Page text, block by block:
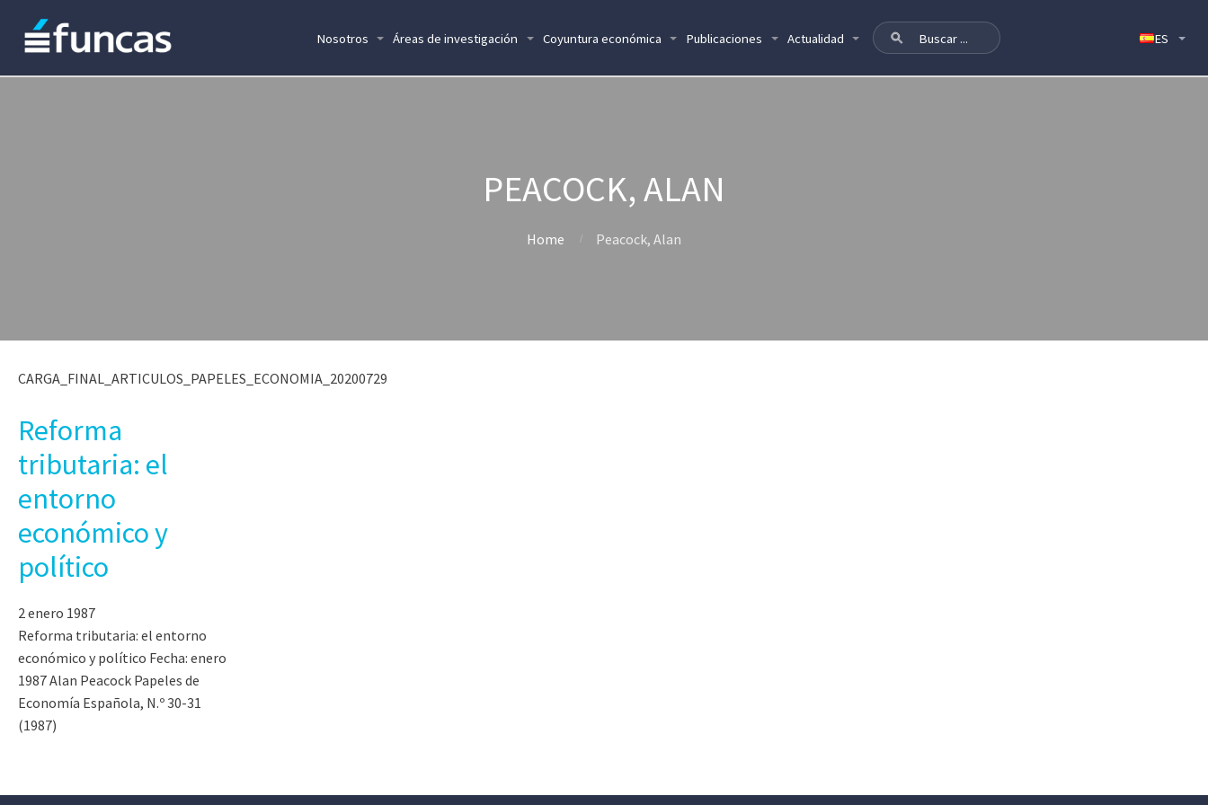
Nosotros Áreas de investigación Coyuntura económica Publicaciones Actualidad
PEACOCK, ALAN
Home Peacock, Alan
CARGA_FINAL_ARTICULOS_PAPELES_ECONOMIA_20200729
Reforma
tributaria: el
entorno
económico y
político
2 enero 1987
Reforma tributaria: el entorno
económico y político Fecha: enero
1987 Alan Peacock Papeles de
Economía Española, N.º 30-31
(1987)